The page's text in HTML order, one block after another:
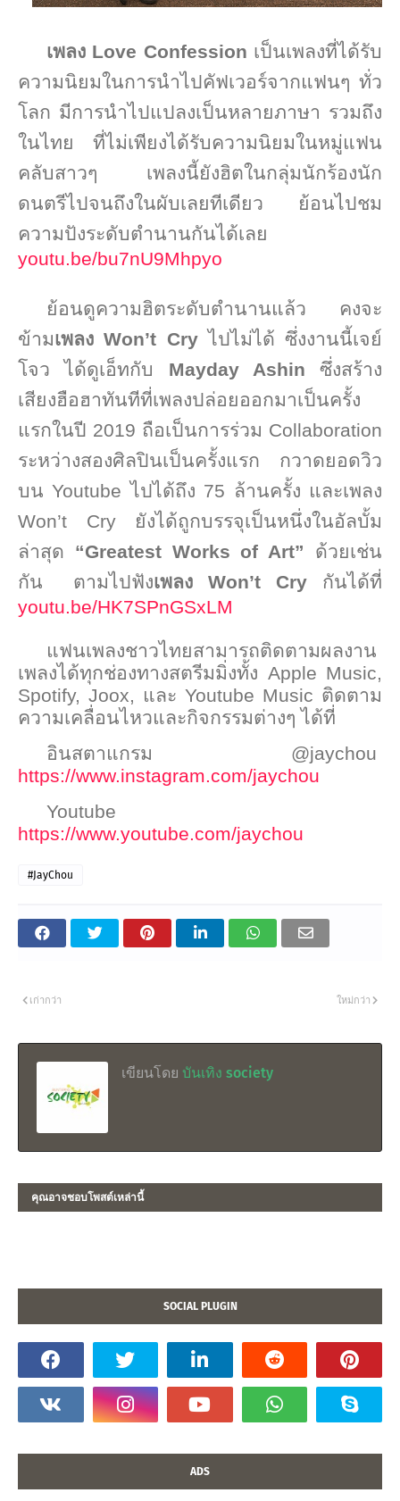
เพลง Love Confession เป็นเพลงที่ได้รับ
ความนิยมในการนำไปคัฟเวอร์จากแฟนๆ ทั่ว
โลก มีการนำไปแปลงเป็นหลายภาษา รวมถึง
ในไทย ที่ไม่เพียงได้รับความนิยมในหมู่แฟน
คลับสาวๆ เพลงนี้ยังฮิตในกลุ่มนักร้องนัก
ดนตรีไปจนถึงในผับเลยทีเดียว ย้อนไปชม
ความปังระดับตำนานกันได้เลย
youtu.be/bu7nU9Mhpyo
ย้อนดูความฮิตระดับตำนานแล้ว คงจะ
ข้ามเพลงWon’t Cry ไปไม่ได้ ซึ่งงานนี้เจย์
โจว ได้ดูเอ็ทกับ
Mayday Ashin ซึ่งสร้าง
เสียงฮือฮาทันทีที่เพลงปล่อยออกมาเป็นครั้ง
แรกในปี 2019 ถือเป็นการร่วม Collaboration
ระหว่างสองศิลปินเป็นครั้งแรก กวาดยอดวิว
บนYoutubeไปได้ถึง 75 ล้านครั้ง และเพลง
Won’t Cry ยังได้ถูกบรรจุเป็นหนึ่งในอัลบั้ม
ล่าสุด “Greatest Works of Art”
ด้วยเช่น
กัน
ตามไปฟังเพลง Won’t Cry
กันได้ที่
youtu.be/HK7SPnGSxLM
แฟนเพลงชาวไทยสามารถติดตามผลงาน
เพลงได้ทุกช่องทางสตรีมมิ่งทั้ง Apple Music,
Spotify, Joox, และ Youtube Music ติดตาม
ความเคลื่อนไหวและกิจกรรมต่างๆ ได้ที่
อินสตาแกรม @jaychou
https://www.instagram.com/jaychou
Youtube
https://www.youtube.com/jaychou
#JayChou
ใหม่กว่า
เก่ากว่า
เขียนโดย บันเทิง society
คุณอาจชอบโพสต์เหล่านี้
SOCIAL PLUGIN
ADS